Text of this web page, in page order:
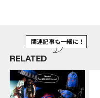
RELATED
関連記事も一緒に！